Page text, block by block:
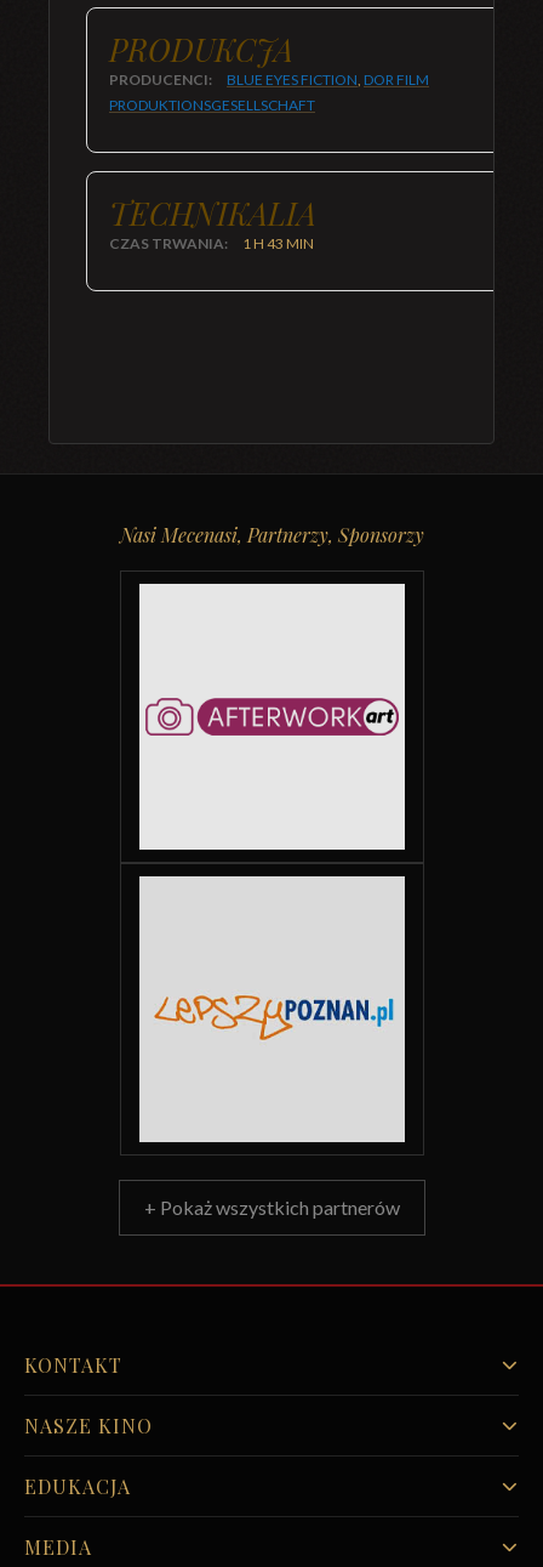
PRODUKCJA
PRODUCENCI: BLUE EYES FICTION, DOR FILM
PRODUKTIONSGESELLSCHAFT
TECHNIKALIA
CZAS TRWANIA: 1 H 43 MIN
Nasi Mecenasi, Partnerzy, Sponsorzy
+ Pokaż wszystkich partnerów
KONTAKT
NASZE KINO
EDUKACJA
MEDIA